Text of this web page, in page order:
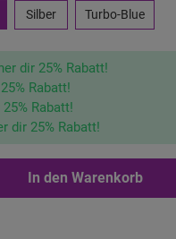
Silber Turbo-Blue
dir 25% Rabatt!
Rabatt!
Rabatt!
dir 25% Rabatt!
In den Warenkorb